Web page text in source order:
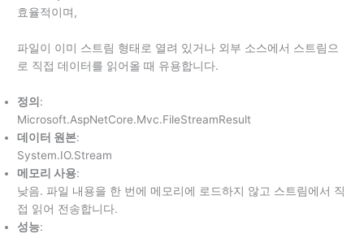
효율적이며,
파일이 이미 스트림 형태로 열려 있거나 외부 소스에서 스트림으
로 직접 데이터를 읽어올 때 유용합니다.
정의:
Microsoft.AspNetCore.Mvc.FileStreamResult
데이터 원본:
System.IO.Stream
메모리 사용:
낮음. 파일 내용을 한 번에 메모리에 로드하지 않고 스트림에서 직
접 읽어 전송합니다.
성능: